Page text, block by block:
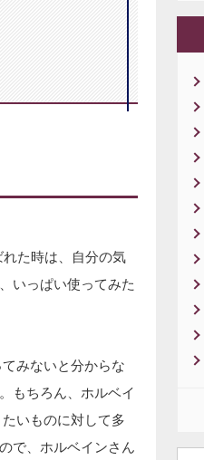
た時は、自分の気
いっぱい使ってみた
みないと分からな
もちろん、ホルベイ
いものに対して多
で、ホルベインさん